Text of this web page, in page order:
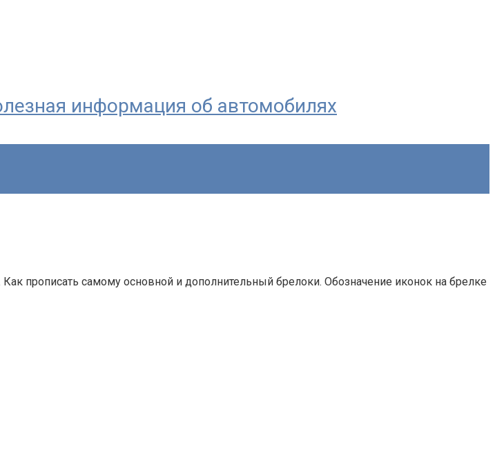
информация об автомобилях
прописать самому основной и дополнительный брелоки. Обозначение иконок на брелке